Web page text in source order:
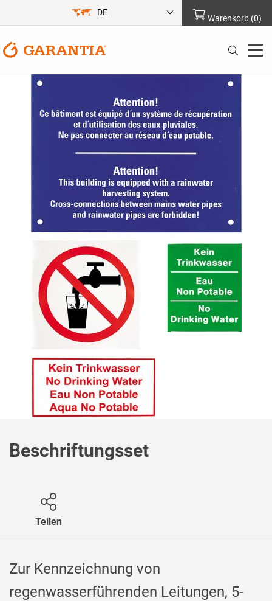
Warenkorb (0)
DE
Beschriftungsset
Teilen
Zur Kennzeichnung von
regenwasserführenden Leitungen, 5-